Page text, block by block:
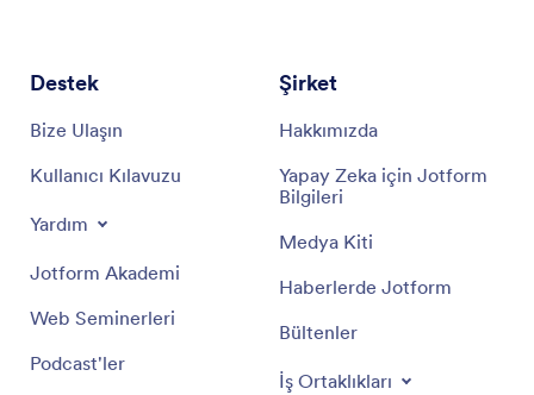
Destek
Bize Ulaşın
Kullanıcı Kılavuzu
Yardım
Jotform Akademi
Web Seminerleri
Podcast'ler
Şirket
Hakkımızda
Yapay Zeka için Jotform
Bilgileri
Medya Kiti
Haberlerde Jotform
Bültenler
İş Ortaklıkları